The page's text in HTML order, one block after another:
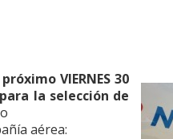
VIERNES 30
la selección de
aérea: